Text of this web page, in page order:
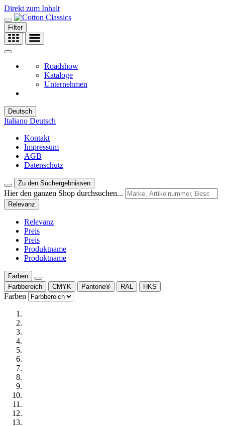
Direkt zum Inhalt
Filter
Roadshow
Kataloge
Unternehmen
Deutsch
Italiano Deutsch
Kontakt
Impressum
AGB
Datenschutz
Zu den Suchergebnissen
Hier den ganzen Shop durchsuchen...
Relevanz
Relevanz
Preis
Preis
Produktname
Produktname
Farben
Farbbereich
CMYK Pantone® RAL HKS
Farben